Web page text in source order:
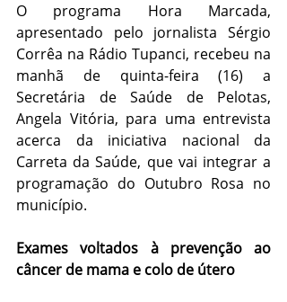
O programa Hora Marcada,
apresentado pelo jornalista Sérgio
Corrêa na Rádio Tupanci, recebeu na
manhã de quinta-feira (16) a
Secretária de Saúde de Pelotas,
Angela Vitória, para uma entrevista
acerca da iniciativa nacional da
Carreta da Saúde, que vai integrar a
programação do Outubro Rosa no
município.
Exames voltados à prevenção ao
câncer de mama e colo de útero